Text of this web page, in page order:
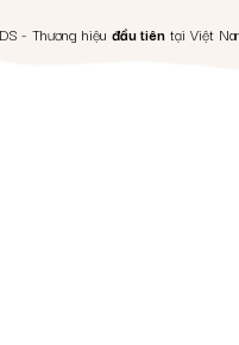
- Thương hiệu đầu tiên tại Việt